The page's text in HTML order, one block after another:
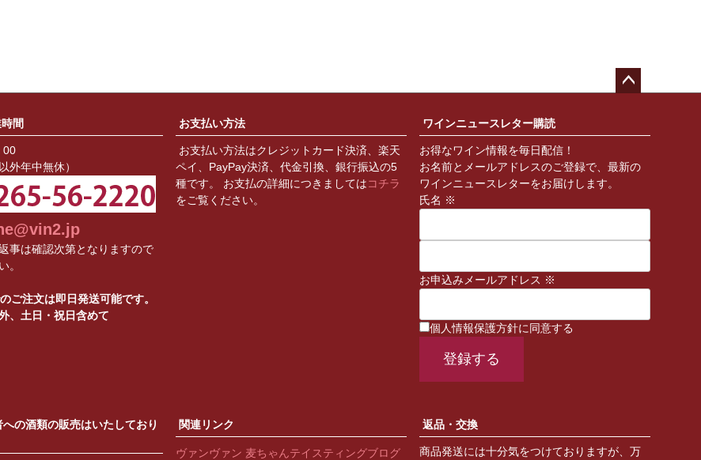
ップ
間
00
外年中無休）
事は確認次第となりますので
。
ご注文は即日発送可能です。
、土日・祝日含めて
お支払い方法
お支払い方法はクレジットカード決済、楽天
ペイ、PayPay決済、代金引換、銀行振込の5
種です。 お支払の詳細につきましてはコチラ
をご覧ください。
ワインニュースレター購読
お得なワイン情報を毎日配信！
お名前とメールアドレスのご登録で、最新の
ワインニュースレターをお届けします。
氏名 ※
お申込みメールアドレス ※
個人情報保護方針に同意する
の酒類の販売はいたしており
関連リンク
ヴァンヴァン 麦ちゃんテイスティングブログ
返品・交換
商品発送には十分気をつけておりますが、万